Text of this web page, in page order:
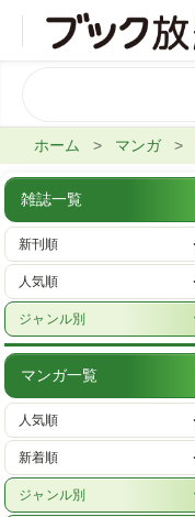
ホーム マンガ
雑誌一覧
新刊順
人気順
ジャンル別
週刊誌
ビジネス・IT・マネー
女性ファッション・美容
女性ライフスタイル・健康
マンガ一覧
人気順
新着順
ジャンル別